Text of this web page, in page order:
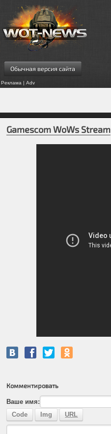
Обычная версия сайта
Реклама | Adv
Gamescom WoWs Stream
Комментировать
Ваше имя: